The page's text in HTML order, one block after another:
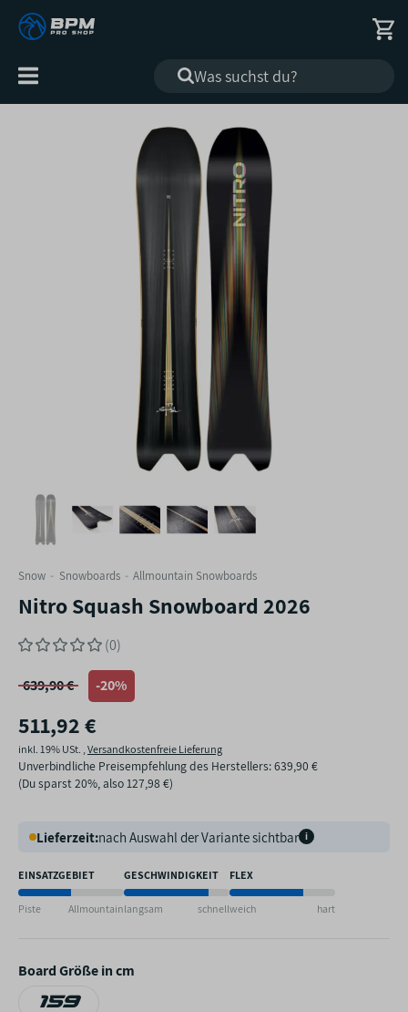
Alle
Snow Snowboards Allmountain Snowboards
Nitro Squash Snowboard 2026
(0)
639,90 € -20%
511,92 €
inkl. 19% USt. ,Versandkostenfreie Lieferung
Unverbindliche Preisempfehlung des Herstellers:639,90 €
(Du sparst20%, also127,98 €)
Lieferzeit:nach Auswahl der Variante sichtbar i
EINSATZGEBIET
Piste Allmountain
GESCHWINDIGKEIT
langsam schnell
FLEX
weich hart
Board Größe in cm
159